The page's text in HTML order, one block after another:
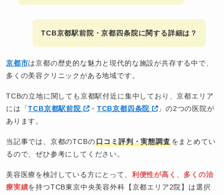
TCB京都駅前院・京都四条院に関する詳細は？
京都市は京都の歴史的な魅力と現代的な施設が共存する中で、
多くの美容クリニックがある地域です。
TCBの立地に関しても京都駅付近に集中しており、京都エリア
には「TCB京都駅前院 ・ TCB京都四条院
」の2つの医院が
あります。
当記事では、京都のTCBの口コミ評判・実態調査をまとめてい
るので、ぜひ参考にしてください。
美容医療を検討している方にとって、 利便性が高く 、 多くの治
療実績を持つTCB東京中央美容外科【京都エリア2院】は選択